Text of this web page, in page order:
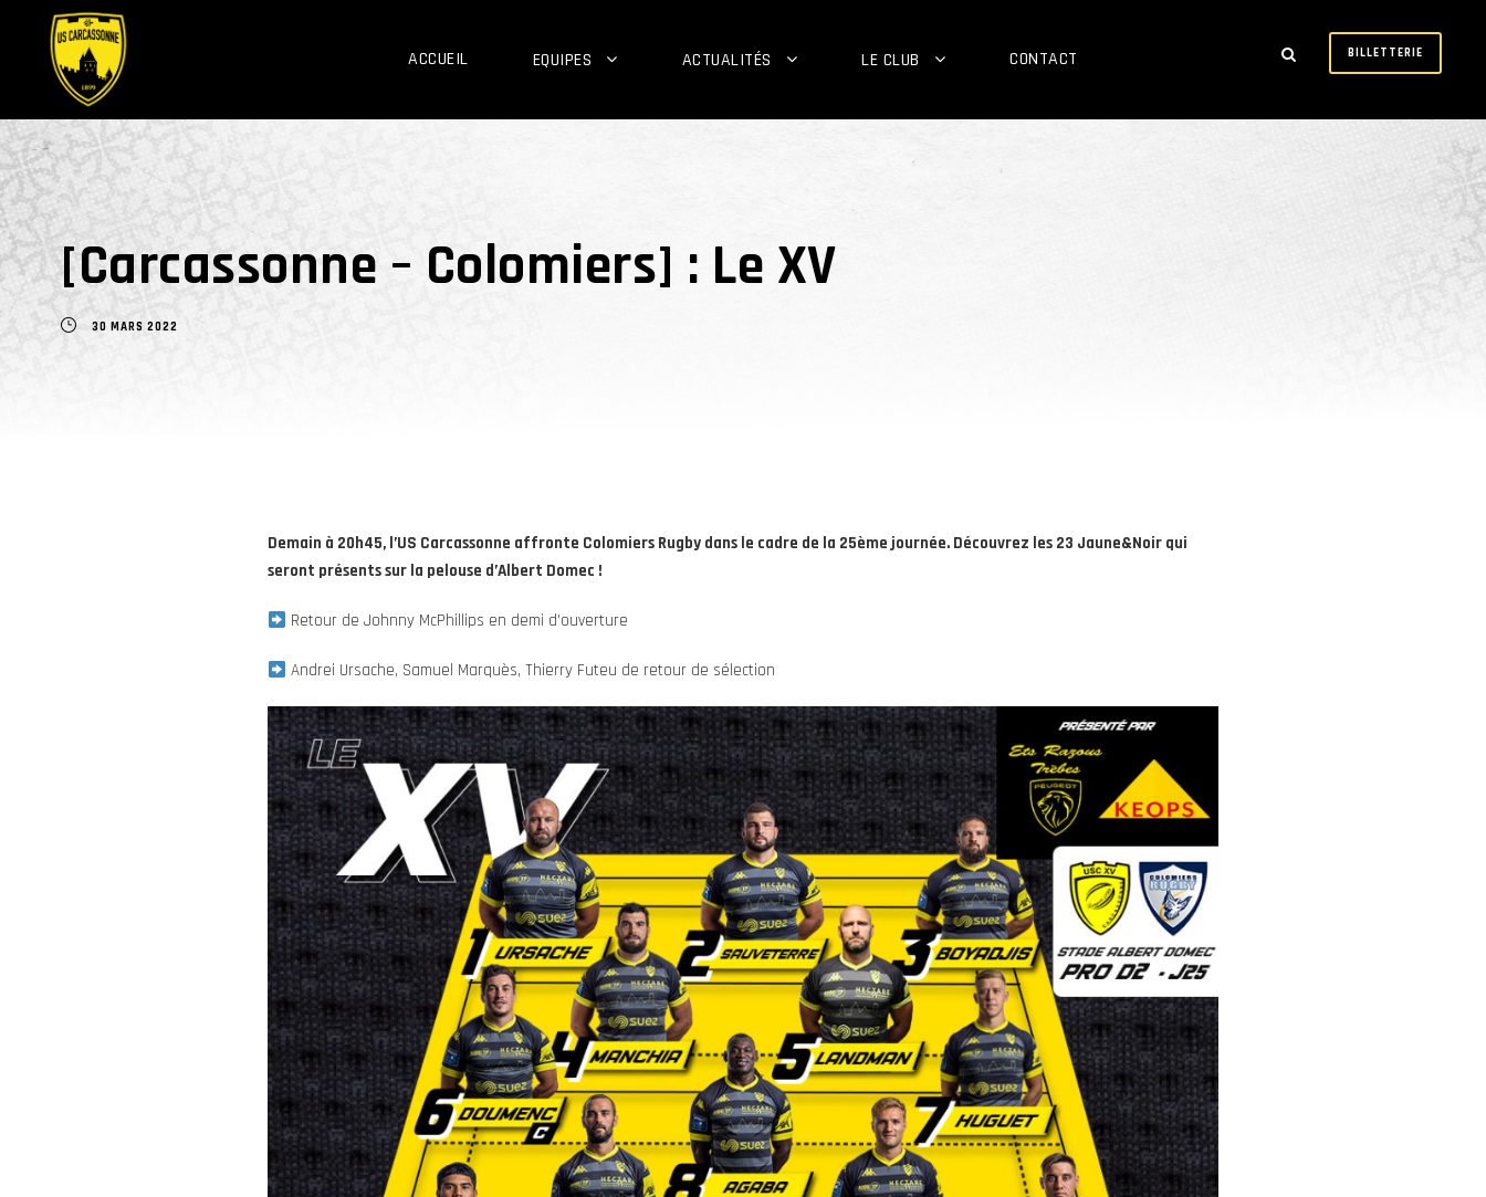
ACCUEIL EQUIPES ACTUALITÉS LE CLUB CONTACT BILLETTERIE
[Carcassonne – Colomiers] : Le XV
30 MARS 2022
Demain à 20h45, l’US Carcassonne affronte Colomiers Rugby dans le cadre de la 25ème journée. Découvrez les 23 Jaune&Noir qui
seront présents sur la pelouse d’Albert Domec !
Retour de Johnny McPhillips en demi d’ouverture
Andrei Ursache, Samuel Marquès, Thierry Futeu de retour de sélection